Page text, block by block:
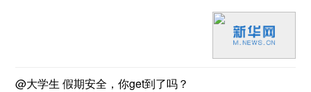
@大学生 假期安全，你get到了吗？